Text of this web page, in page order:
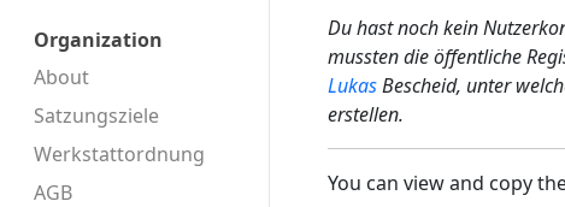
Organization
About
Satzungsziele
Werkstattordnung
AGB
Du hast noch kein
mussten die öffentliche
LukasBescheid, unter
erstellen.
You can view and copy